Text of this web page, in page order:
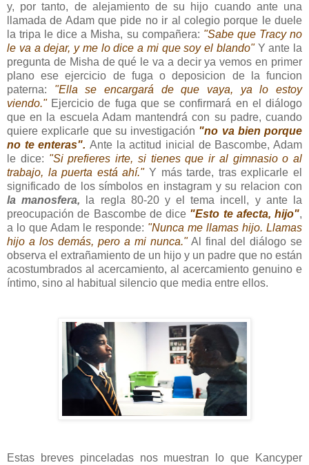
y, por tanto, de alejamiento de su hijo cuando ante una
llamada de Adam que pide no ir al colegio porque le duele
la tripa le dice a Misha, su compañera: "Sabe que Tracy no
le va a dejar, y me lo dice a mi que soy el blando"Y ante la
pregunta de Misha de qué le va a decir ya vemos en primer
plano ese ejercicio de fuga o deposicion de la funcion
paterna: "Ella se encargará de que vaya, ya lo estoy
viendo." Ejercicio de fuga que se confirmará en el diálogo
que en la escuela Adam mantendrá con su padre, cuando
quiere explicarle que su investigación "no va bien porque
no te enteras". Ante la actitud inicial de Bascombe, Adam
le dice: "Si prefieres irte, si tienes que ir al gimnasio o al
trabajo, la puerta está ahí." Y más tarde, tras explicarle el
significado de los símbolos en instagram y su relacion con
la manosfera, la regla 80-20 y el tema incell, y ante la
preocupación de Bascombe de dice "Esto te afecta, hijo",
a lo que Adam le responde: "Nunca me llamas hijo. Llamas
hijo a los demás, pero a mi nunca."Al final del diálogo se
observa el extrañamiento de un hijo y un padre que no están
acostumbrados al acercamiento, al acercamiento genuino e
íntimo, sino al habitual silencio que media entre ellos.
Estas breves pinceladas nos muestran lo que Kancyper